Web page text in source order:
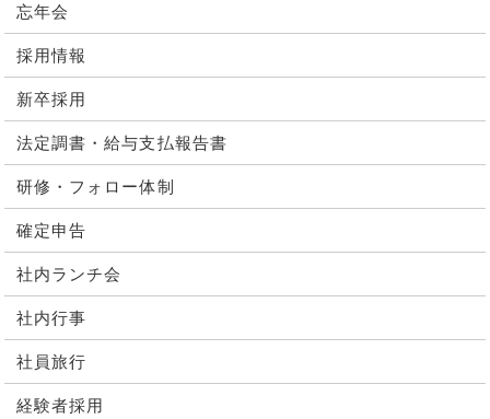
忘年会
採用情報
新卒採用
法定調書・給与支払報告書
研修・フォロー体制
確定申告
社内ランチ会
社内行事
社員旅行
経験者採用